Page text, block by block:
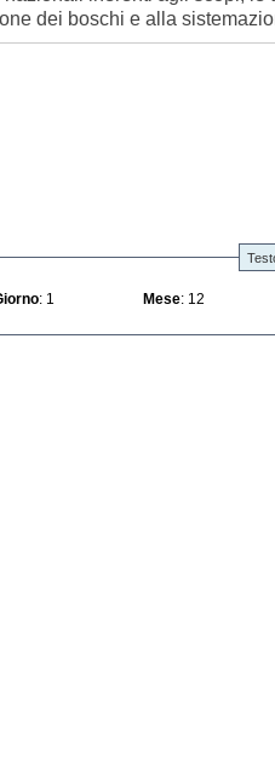
dei boschi e alla
: 1 Mese : 12